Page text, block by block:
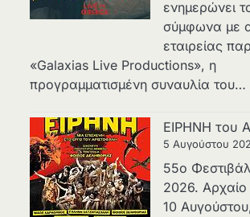
ενημερώνει
σύμφωνα με
εταιρείας
«Galaxias Live Productions», η
προγραμματισμένη συναυλία του…
ΕΙΡΗΝΗ του
5 Αυγούστου
55ο
2026.
10